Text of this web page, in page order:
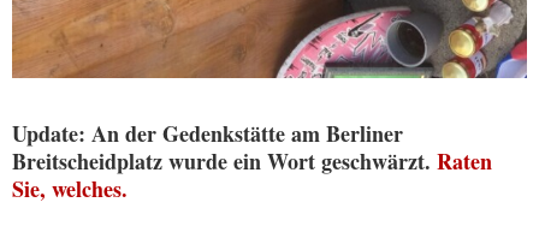
Update: An der Gedenkstätte am Berliner
Breitscheidplatz wurde ein Wort geschwärzt. Raten
Sie, welches.